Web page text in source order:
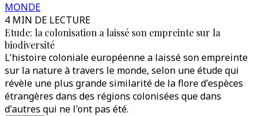
MONDE
4 MIN DE LECTURE
Etude: la colonisation a laissé son empreinte sur la
biodiversité
L'histoire coloniale européenne a laissé son empreinte
sur la nature à travers le monde, selon une étude qui
révèle une plus grande similarité de la flore d'espèces
étrangères dans des régions colonisées que dans
d'autres qui ne l'ont pas été.